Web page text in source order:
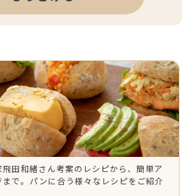
飛田和緒さん考案のレシピから、簡単ア
まで。パンに合う様々なレシピをご紹介